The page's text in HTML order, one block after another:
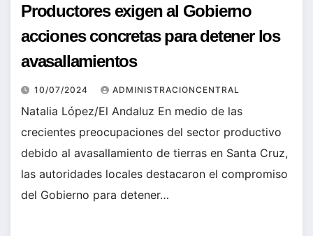
Productores exigen al Gobierno
acciones concretas para detener los
avasallamientos
10/07/2024 ADMINISTRACIONCENTRAL
Natalia López/El Andaluz En medio de las
crecientes preocupaciones del sector productivo
debido al avasallamiento de tierras en Santa Cruz,
las autoridades locales destacaron el compromiso
del Gobierno para detener…